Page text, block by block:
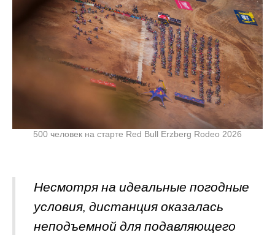
500 человек на старте Red Bull Erzberg Rodeo 2026
Несмотря на идеальные погодные
условия, дистанция оказалась
неподъемной для подавляющего